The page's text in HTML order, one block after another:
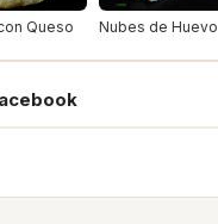
Queso Nubes de Huevo